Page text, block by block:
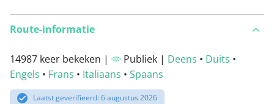
Route-informatie
14987 keer bekeken | Publiek | Deens • Duits •
Engels • Frans • Italiaans • Spaans
Laatst geverifieerd: 6 augustus 2026